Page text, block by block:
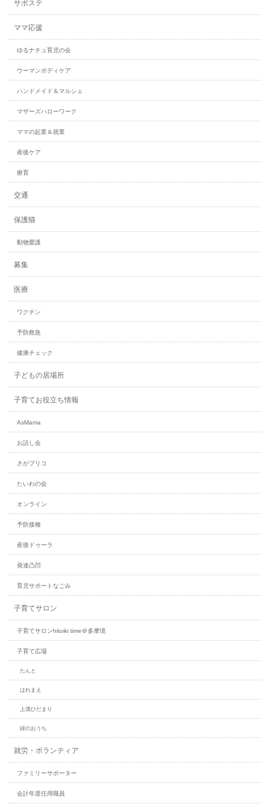
サポステ
ママ応援
ゆるナチュ育児の会
ウーマンボディケア
ハンドメイド＆マルシェ
マザーズハローワーク
ママの起業＆就業
産後ケア
療育
交通
保護猫
動物愛護
募集
医療
ワクチン
予防救急
健康チェック
子どもの居場所
子育てお役立ち情報
AsMa​ma
お話し会
さがプリコ
たいわの会
オンライン
予防接種
産後ドゥーラ
発達凸凹
育児サポートなごみ
子育てサロン
子育てサロンhitoiki time＠多摩境
子育て広場
たんと
はれまえ
上溝ひだまり
緑のおうち
就労・ボランティア
ファミリーサポーター
会計年度任用職員